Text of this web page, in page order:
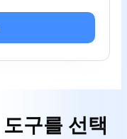
구를 선택